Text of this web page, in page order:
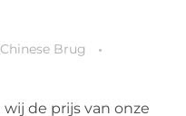
Brug
de prijs van onze